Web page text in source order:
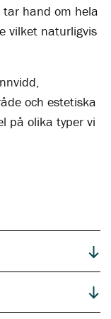
hand om hela
vilket naturligvis
och estetiska
på olika typer vi